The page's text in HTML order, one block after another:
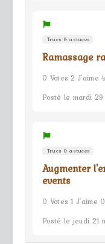
Trucs & astuces
Ramassage
0 Votes 2 J'aime
Posté le mardi
Trucs & astuces
Augmenter
events
0 Votes 1 J'aime
Posté le jeudi 21